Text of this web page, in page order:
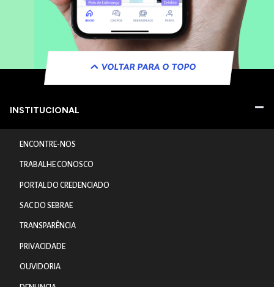
VOLTAR PARA O TOPO
INSTITUCIONAL
ENCONTRE-NOS
TRABALHE CONOSCO
PORTAL DO CREDENCIADO
SAC DO SEBRAE
TRANSPARÊNCIA
PRIVACIDADE
OUVIDORIA